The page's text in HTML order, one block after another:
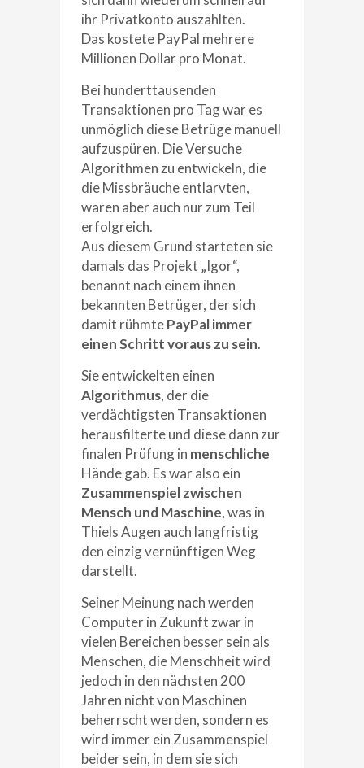
ihr Privatkonto auszahlten.
Das kostete PayPal mehrere
Millionen Dollar pro Monat.
Bei hunderttausenden
Transaktionen pro Tag war es
unmöglich diese Betrüge manuell
aufzuspüren. Die Versuche
Algorithmen zu entwickeln, die
die Missbräuche entlarvten,
waren aber auch nur zum Teil
erfolgreich.
Aus diesem Grund starteten sie
damals das Projekt „Igor“,
benannt nach einem ihnen
bekannten Betrüger, der sich
damit rühmtePayPal immer
einen Schritt voraus zu sein.
Sie entwickelten einen
Algorithmus, der die
verdächtigsten Transaktionen
herausfilterte und diese dann zur
finalen Prüfung in menschliche
Hände gab. Es war also ein
Zusammenspiel zwischen
Mensch und Maschine, was in
Thiels Augen auch langfristig
den einzig vernünftigen Weg
darstellt.
Seiner Meinung nach werden
Computer in Zukunft zwar in
vielen Bereichen besser sein als
Menschen, die Menschheit wird
jedoch in den nächsten 200
Jahren nicht von Maschinen
beherrscht werden, sondern es
wird immer ein Zusammenspiel
beider sein, in dem sie sich